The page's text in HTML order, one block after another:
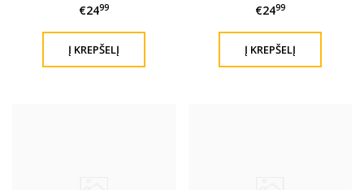
€2499 €2499